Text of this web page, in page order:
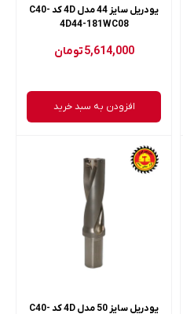
یودریل سایز 44 مدل 4D کد C40-
4D44-181WC08
5,614,000تومان
افزودن به سبد خرید
یودریل سایز 50 مدل 4D کد C40-